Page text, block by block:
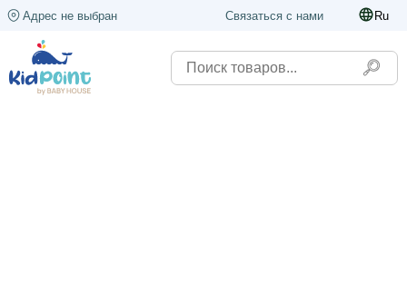
Адрес не выбран Связаться с нами Ru